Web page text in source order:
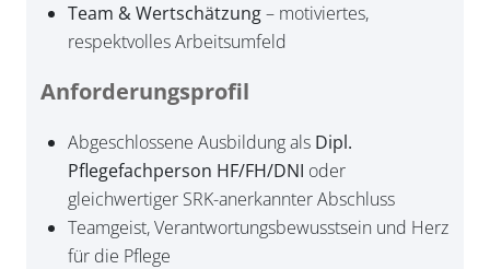
Team & Wertschätzung– motiviertes,
respektvolles Arbeitsumfeld
Anforderungsprofil
Abgeschlossene Ausbildung als Dipl.
Pflegefachperson HF/FH/DNI oder
gleichwertiger SRK-anerkannter Abschluss
Teamgeist, Verantwortungsbewusstsein und Herz
für die Pflege